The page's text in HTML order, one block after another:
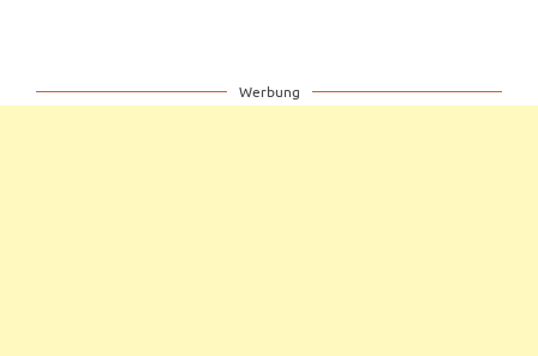
Werbung